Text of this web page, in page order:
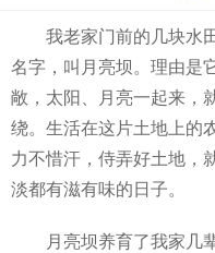
我老家门前的几块水田
名字，叫月亮坝。理由是
敞，太阳、月亮一起来，
绕。生活在这片土地上的
力不惜汗，侍弄好土地，
淡都有滋有味的日子。
月亮坝养育了我家几辈